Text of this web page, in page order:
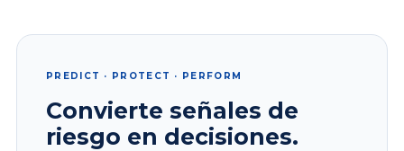
PREDICT · PROTECT · PERFORM
Convierte señales de
riesgo en decisiones.